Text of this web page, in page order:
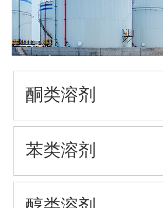
酮类溶剂
苯类溶剂